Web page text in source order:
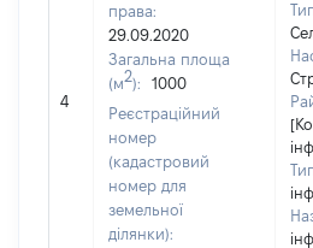
4
права:
29.09.2020
Загальна площа
(м2):
1000
Реєстраційний
номер
(кадастровий
номер для
земельної
ділянки):